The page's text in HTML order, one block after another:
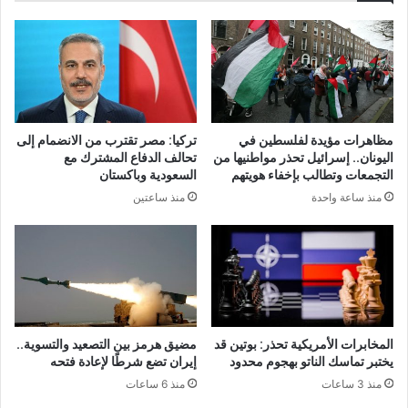
د
ت
أ
ي
ي
د
إ
د
ن
ت
ض
ة
ه
ا
ئ
ي
ك
س
ا
ع
ا
ا
ج
ه
مظاهرات مؤيدة لفلسطين في
اليونان.. إسرائيل تحذر مواطنيها من
التجمعات وتطالب بإخفاء هويتهم
منذ ساعة واحدة
تركيا: مصر تقترب من الانضمام إلى
تحالف الدفاع المشترك مع
السعودية وباكستان
منذ ساعتين
المخابرات الأمريكية تحذر: بوتين قد
يختبر تماسك الناتو بهجوم محدود
منذ 3 ساعات
مضيق هرمز بين التصعيد والتسوية..
إيران تضع شرطًا لإعادة فتحه
منذ 6 ساعات